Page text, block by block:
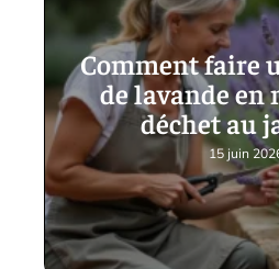
Comment faire
de lavande en
déchet au
15 juin